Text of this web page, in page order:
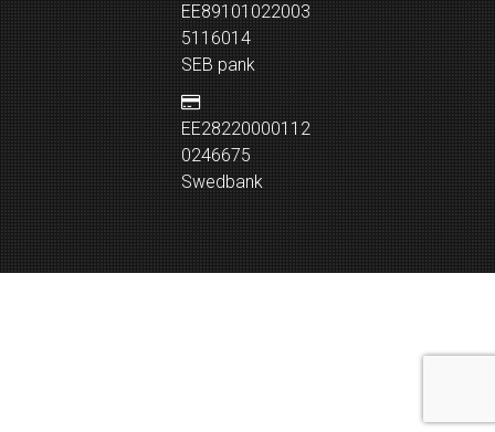
EE89101022003
5116014
SEB pank
EE28220000112
0246675
Swedbank